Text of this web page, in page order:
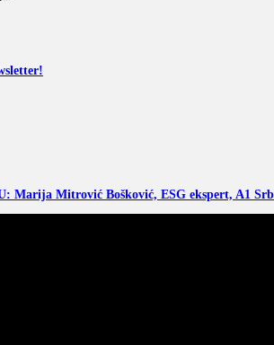
Marija Mitrović Bošković, ESG ekspert, A1